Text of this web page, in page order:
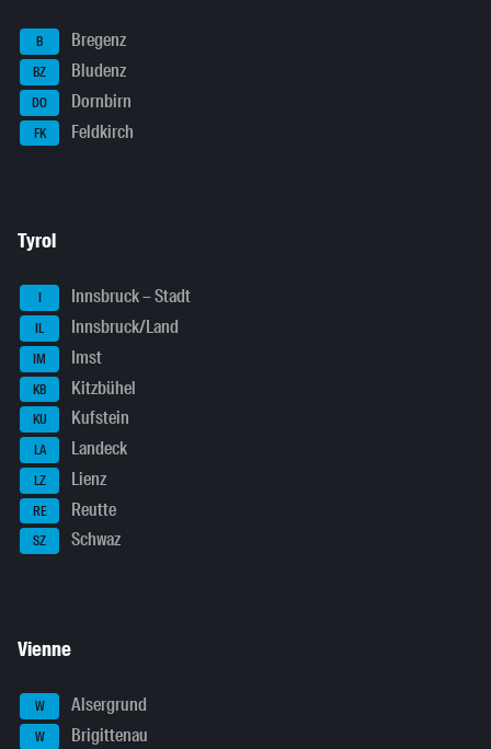
B Bregenz
BZ Bludenz
DO Dornbirn
FK Feldkirch
Tyrol
I Innsbruck – Stadt
IL Innsbruck/Land
IM Imst
KB Kitzbühel
KU Kufstein
LA Landeck
LZ Lienz
RE Reutte
SZ Schwaz
Vienne
W Alsergrund
W Brigittenau